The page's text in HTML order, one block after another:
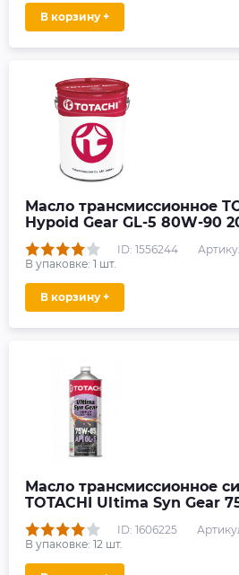
В корзину +
Масло трансмиссионное
Hypoid Gear GL-5 80W-90
ID: 1556244
В упаковке: 1 шт.
В корзину +
Масло трансмиссионное
TOTACHI Ultima Syn Gear
ID: 1606225
В упаковке: 12 шт.